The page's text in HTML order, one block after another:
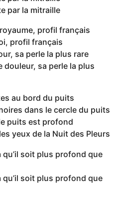
par la mitraille
profil français
profil français
sa perle la plus rare
douleur, sa perle la plus
au bord du puits
dans le cercle du puits
puits est profond
yeux de la Nuit des Pleurs
qu’il soit plus profond que
qu’il soit plus profond que